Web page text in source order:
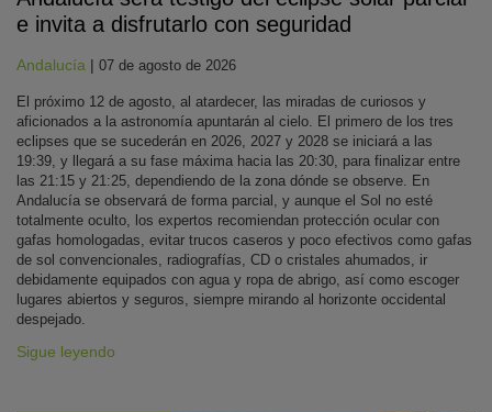
e invita a disfrutarlo con seguridad
Andalucía | 07 de agosto de 2026
El próximo 12 de agosto, al atardecer, las miradas de curiosos y
aficionados a la astronomía apuntarán al cielo. El primero de los tres
eclipses que se sucederán en 2026, 2027 y 2028 se iniciará a las
19:39, y llegará a su fase máxima hacia las 20:30, para finalizar entre
las 21:15 y 21:25, dependiendo de la zona dónde se observe. En
Andalucía se observará de forma parcial, y aunque el Sol no esté
totalmente oculto, los expertos recomiendan protección ocular con
gafas homologadas, evitar trucos caseros y poco efectivos como gafas
de sol convencionales, radiografías, CD o cristales ahumados, ir
debidamente equipados con agua y ropa de abrigo, así como escoger
lugares abiertos y seguros, siempre mirando al horizonte occidental
despejado.
Sigue leyendo